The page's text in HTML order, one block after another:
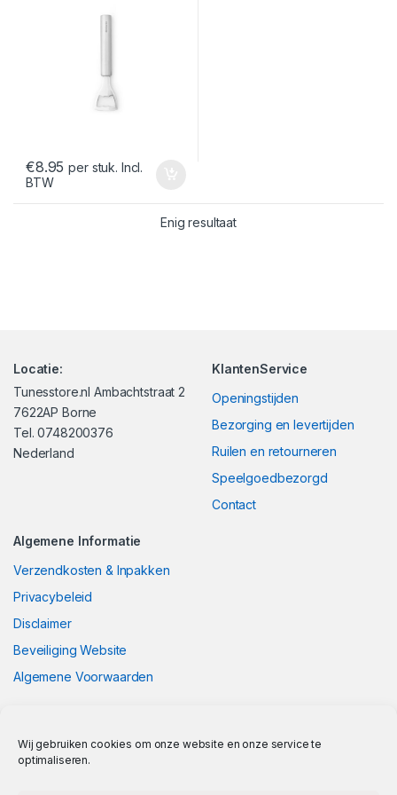
Wij gebruiken cookies om onze website en onze service te
optimaliseren.
€8.95 per stuk. Incl.
BTW
Enig resultaat
Locatie:
Tunesstore.nl Ambachtstraat 2
7622AP Borne
Tel. 0748200376
Nederland
KlantenService
Openingstijden
Bezorging en levertijden
Ruilen en retourneren
Speelgoedbezorgd
Contact
Algemene Informatie
Verzendkosten & Inpakken
Privacybeleid
Disclaimer
Beveiliging Website
Algemene Voorwaarden